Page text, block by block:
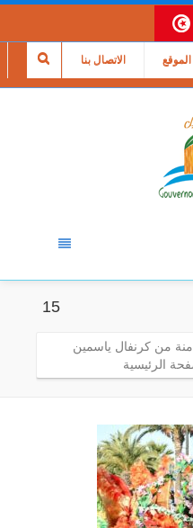
الاتصال بنا
15
من كرنفال ياسمين
الرئيسية